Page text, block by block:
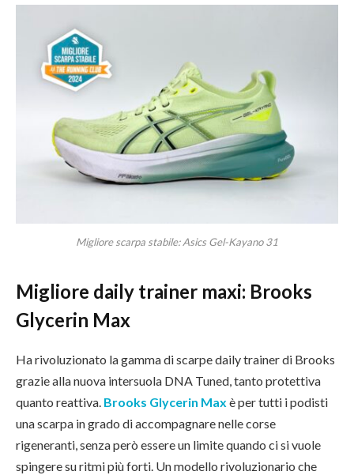
Migliore scarpa stabile: Asics Gel-Kayano 31
Migliore daily trainer maxi: Brooks
Glycerin Max
Ha rivoluzionato la gamma di scarpe daily trainer di Brooks
grazie alla nuova intersuola DNA Tuned, tanto protettiva
quanto reattiva. Brooks Glycerin Max è per tutti i podisti
una scarpa in grado di accompagnare nelle corse
rigeneranti, senza però essere un limite quando ci si vuole
spingere su ritmi più forti. Un modello rivoluzionario che